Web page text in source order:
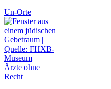
Un-Orte
Ärzte ohne
Recht